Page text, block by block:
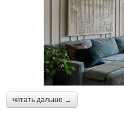
читать дальше →